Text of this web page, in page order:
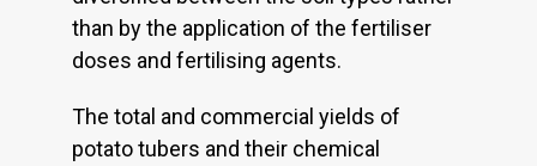
than by the application of the fertiliser
doses and fertilising agents.
The total and commercial yields of
potato tubers and their chemical